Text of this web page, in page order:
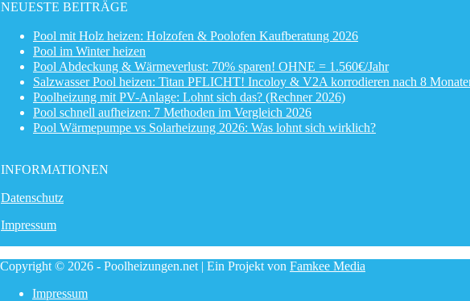
NEUESTE BEITRÄGE
Pool mit Holz heizen: Holzofen & Poolofen Kaufberatung 2026
Pool im Winter heizen
Pool Abdeckung & Wärmeverlust: 70% sparen! OHNE = 1.560€/Jahr
Salzwasser Pool heizen: Titan PFLICHT! Incoloy & V2A korrodieren nach 8
Poolheizung mit PV-Anlage: Lohnt sich das? (Rechner 2026)
Pool schnell aufheizen: 7 Methoden im Vergleich 2026
Pool Wärmepumpe vs Solarheizung 2026: Was lohnt sich wirklich?
INFORMATIONEN
Datenschutz
Impressum
Copyright © 2026 - Poolheizungen.net | Ein Projekt von Famkee Media
Impressum